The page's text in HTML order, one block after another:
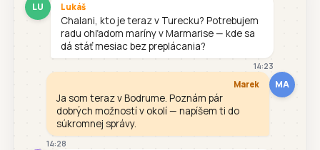
LU Lukáš
Chalani, kto je teraz v Turecku? Potrebujem
radu ohľadom maríny v Marmarise — kde sa
dá stáť mesiac bez preplácania?
14:23
MA
Marek
Ja som teraz v Bodrume. Poznám pár
dobrých možností v okolí — napíšem ti do
súkromnej správy.
14:28